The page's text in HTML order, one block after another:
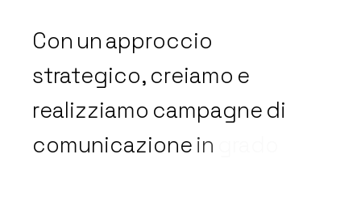
Con un approccio
strategico, creiamo e
realizziamo campagne di
comunicazione in